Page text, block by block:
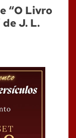
“O Livro
de J. L.